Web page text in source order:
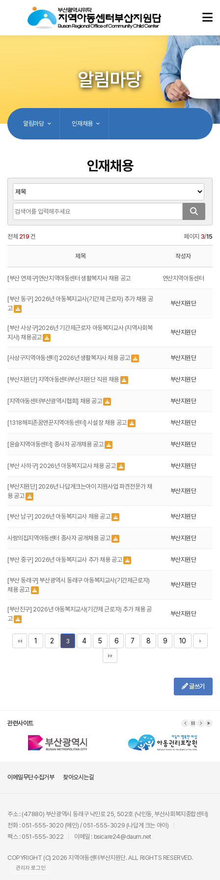
알림마당
알림마당 인재채용
인재채용
전체 219 건 페이지 3/15
제목 작성자
[부산 연제구]연산지역아동센터 생활복지사 채용 공고 연산지역아동센터
[부산 동구] 2026년 아동복지교사(기간제 근로자) 추가 채용 공
고
부산지원단
[부산 사상구]2026년 기간제근로자 아동복지교사 (지역사회복
지사) 채용공고
부산지원단
[사상구지역아동센터] 2026년 생활복지사 채용 공고 부산지원단
[부산지원단] 지역아동센터부산지원단 직원 채용 부산지원단
[지역아동센터부산광역시협회] 채용 공고 부산지원단
[1318해피존꿈앤꾼지역아동센터] 시설장 채용 공고 부산지원단
[윤슬지역아동센터] 종사자 공개채용 공고 부산지원단
[부산 사하구] 2026년 아동복지교사 채용 공고 부산지원단
[부산지원단] 2026년 나답게크는아이 지원사업 파견전문가 채
용 공고
부산지원단
[부산 남구] 2026년 아동복지교사 채용 공고 부산지원단
사랑의집지역아동센터 종사자 공개채용 공고 부산지원단
[부산 중구] 2026년 아동복지교사 추가 채용 공고 부산지원단
[부산 동래구] 부산광역시 동래구 아동복지교사(기간제근로자)
채용 공고
부산지원단
[부산진구] 2026년 아동복지교사(기간제 근로자) 추가 채용 공
고
부산지원단
1 2 3 4 5 6 7 8 9 10
글쓰기
관련사이트
이메일무단수집거부 찾아오시는길
주소 : (47880) 부산광역시 동래구 낙민로 25, 502호 (낙민동, 부산사회복지종합센터)
전화 : 051-555-3020 (메인) / 051-555-3029 (나답게 크는 아이)
팩스 : 051-555-3022
이메일 : bsicare24@daum.net
COPYRIGHT (C) 2026 지역아동센터부산지원단. ALL RIGHTS RESERVED.
관리자 로그인